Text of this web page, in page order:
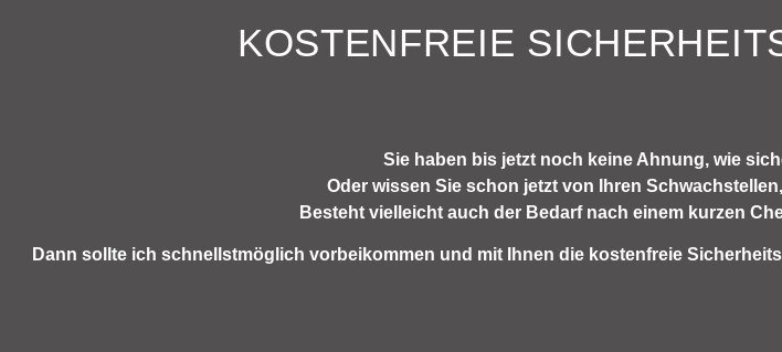
KOSTENFREIE
Sie haben bis jetzt noch keine Ahnung, wie
Oder wissen Sie schon jetzt von Ihren
Besteht vielleicht auch der Bedarf nach einem kurzen
Dann sollte ich schnellstmöglich vorbeikommen und mit Ihnen die kostenfreie